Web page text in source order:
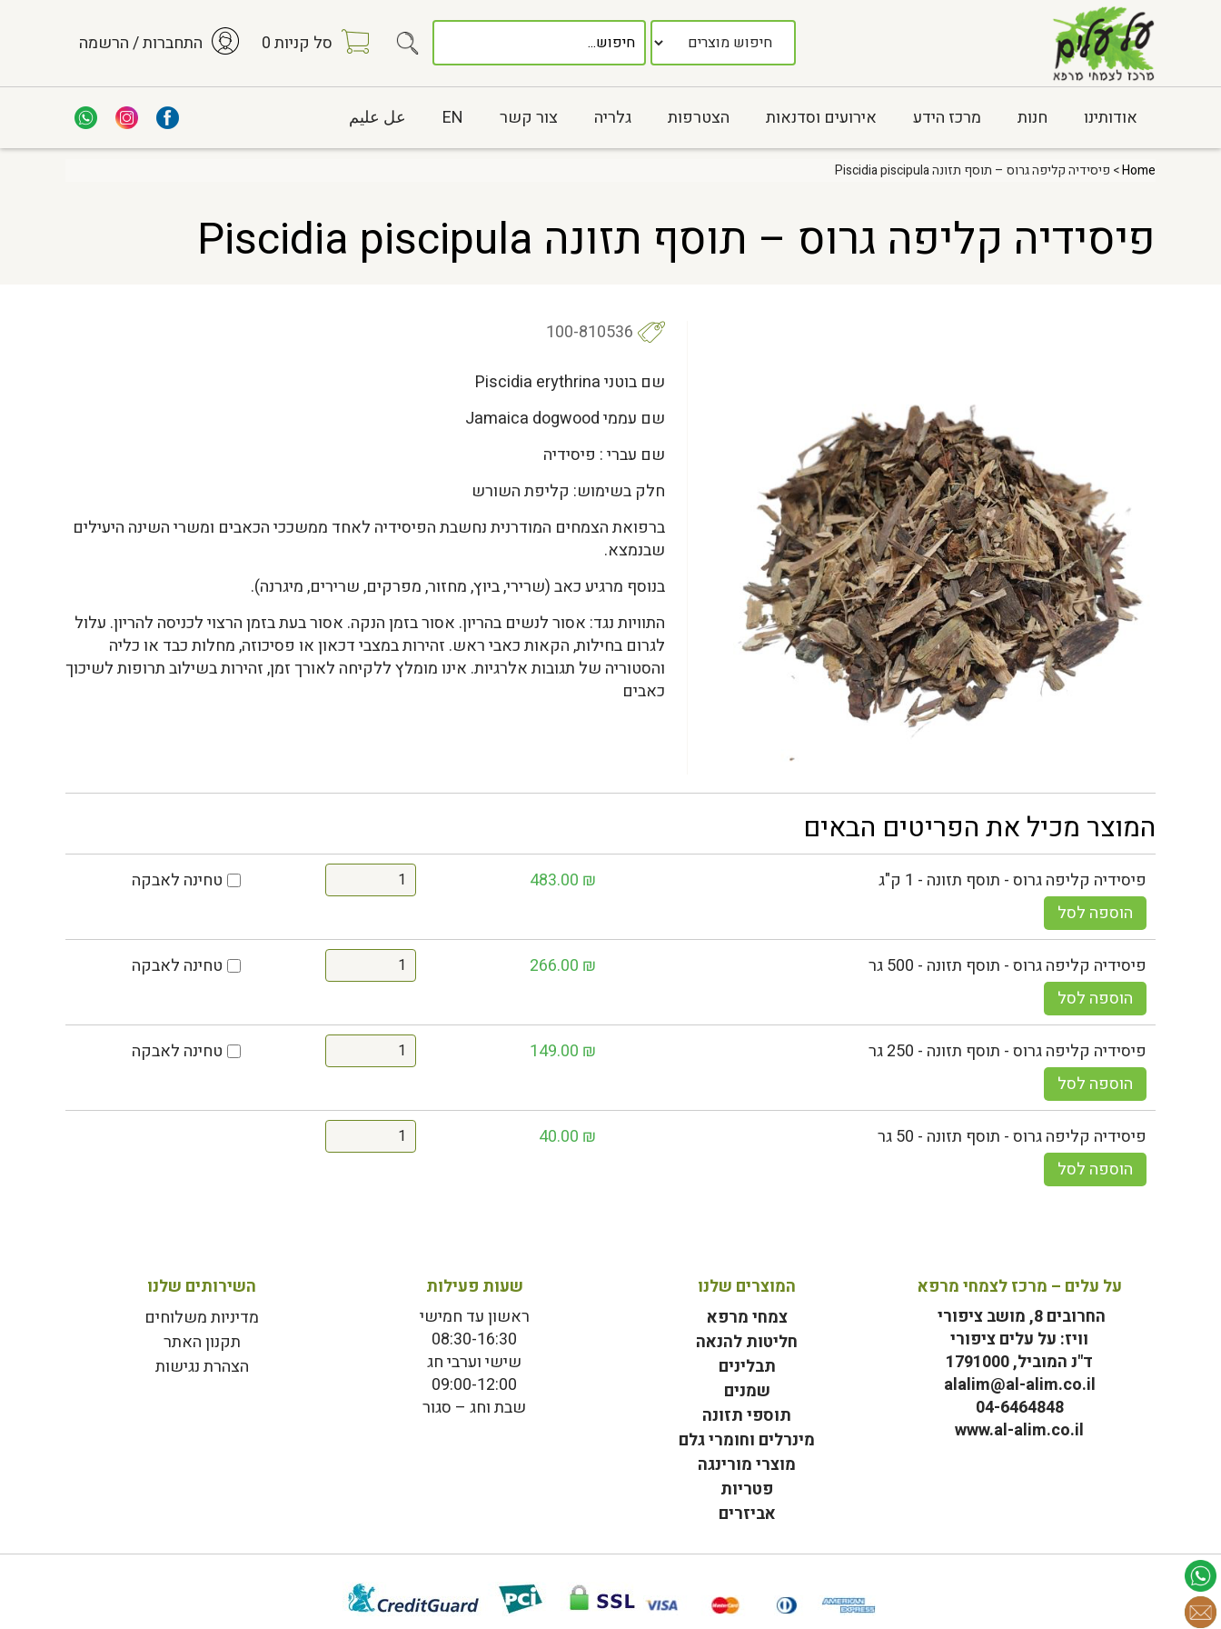
סל קניות0 התחברות / הרשמה
אודותינו חנות מרכז הידע אירועים וסדנאות הצטרפות גלריה צור קשר EN عل عليم
Home> פיסידיה קליפה גרוס – תוסף תזונה Piscidia piscipula
פיסידיה קליפה גרוס – תוסף תזונה Piscidia piscipula
100-810536
שם בוטני Piscidia erythrina
שם עממי Jamaica dogwood
שם עברי : פיסידיה
חלק בשימוש: קליפת השורש
ברפואת הצמחים המודרנית נחשבת הפיסידיה לאחד ממשככי הכאבים ומשרי השינה היעילים
שבנמצא.
בנוסף מרגיע כאב (שרירי, ביוץ, מחזור, מפרקים, שרירים, מיגרנה).
התוויות נגד: אסור לנשים בהריון. אסור בזמן הנקה. אסור בעת בזמן הרצוי לכניסה להריון. עלול
לגרום בחילות, הקאות כאבי ראש. זהירות במצבי דכאון או פסיכוזה, מחלות כבד או כליה
והסטוריה של תגובות אלרגיות. אינו מומלץ ללקיחה לאורך זמן, זהירות בשילוב תרופות לשיכוך
כאבים
המוצר מכיל את הפריטים הבאים
פיסידיה קליפה גרוס - תוסף תזונה - 1 ק"ג 483.00 ₪
טחינה לאבקה
הוספה לסל
פיסידיה קליפה גרוס - תוסף תזונה - 500 גר 266.00 ₪
טחינה לאבקה
הוספה לסל
פיסידיה קליפה גרוס - תוסף תזונה - 250 גר 149.00 ₪
טחינה לאבקה
הוספה לסל
פיסידיה קליפה גרוס - תוסף תזונה - 50 גר 40.00 ₪
הוספה לסל
על עלים – מרכז לצמחי מרפא
החרובים 8, מושב ציפורי
וויז: על עלים ציפורי
ד"נ המוביל, 1791000
alalim@al-alim.co.il
04-6464848
www.al-alim.co.il
המוצרים שלנו
צמחי מרפא
חליטות להנאה
תבלינים
שמנים
תוספי תזונה
מינרלים וחומרי גלם
מוצרי מורינגה
פטריות
אביזרים
שעות פעילות
ראשון עד חמישי
08:30-16:30
שישי וערבי חג
09:00-12:00
שבת וחג – סגור
השירותים שלנו
מדיניות משלוחים
תקנון האתר
הצהרת נגישות